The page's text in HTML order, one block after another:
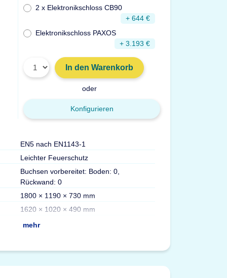
2 x Elektronikschloss CB90
+ 644 €
Elektronikschloss PAXOS
+ 3.193 €
In den Warenkorb
oder
Konfigurieren
EN5 nach EN1143-1
Leichter Feuerschutz
Buchsen vorbereitet: Boden: 0,
Rückwand: 0
1800 × 1190 × 730 mm
1620 × 1020 × 490 mm
mehr